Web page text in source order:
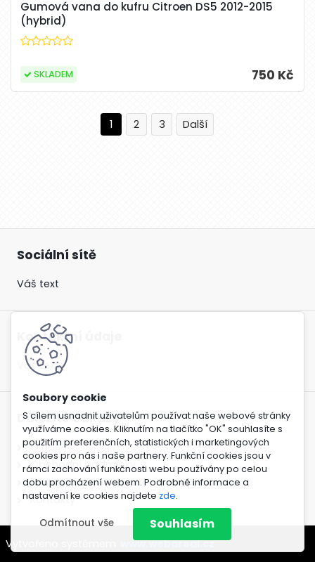
S cílem usnadnit uživatelům používat naše webové stránky
využíváme cookies. Kliknutím na tlačítko "OK" souhlasíte s
použitím preferenčních, statistických i marketingových
cookies pro nás i naše partnery. Funkční cookies jsou v
rámci zachování funkčnosti webu používány po celou
dobu procházení webem. Podrobné informace a
nastavení ke cookies najdete zde.
Odmítnout vše Souhlasím
Gumová vana do kufru Citroen DS5 2012-2015
(hybrid)
750 Kč
SKLADEM
1 2 3
Sociální sítě
Váš text
Kontaktní údaje
Váš text
Důležité odkazy
O nás
Obchodní podmínky
Fotogalerie
Kontakty
Vytvořeno systémem www.webareal.cz